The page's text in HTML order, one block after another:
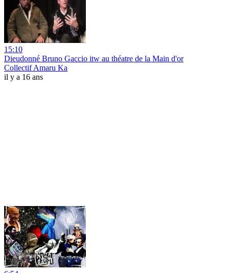
15:10
Dieudonné Bruno Gaccio itw au théatre de la Main d'or
Collectif Amaru Ka
il y a 16 ans